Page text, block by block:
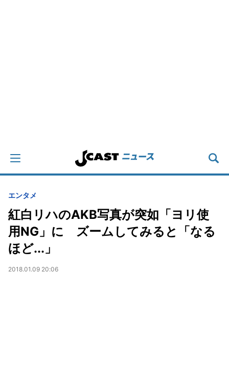
エンタメ
紅白リハのAKB写真が突如「ヨリ使
用NG」に ズームしてみると「なる
ほど...」
2018.01.09 20:06